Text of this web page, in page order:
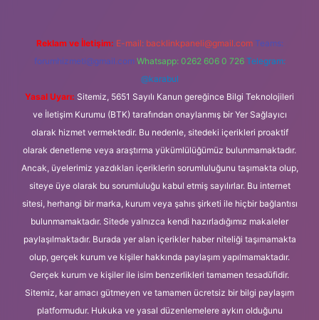
Reklam ve İletişim: E-mail: backlinkpaneli@gmail.com Teams:
forumhizmeti@gmail.com Whatsapp: 0262 606 0 726 Telegram:
@karabul
Yasal Uyarı: Sitemiz, 5651 Sayılı Kanun gereğince Bilgi Teknolojileri
ve İletişim Kurumu (BTK) tarafından onaylanmış bir Yer Sağlayıcı
olarak hizmet vermektedir. Bu nedenle, sitedeki içerikleri proaktif
olarak denetleme veya araştırma yükümlülüğümüz bulunmamaktadır.
Ancak, üyelerimiz yazdıkları içeriklerin sorumluluğunu taşımakta olup,
siteye üye olarak bu sorumluluğu kabul etmiş sayılırlar. Bu internet
sitesi, herhangi bir marka, kurum veya şahıs şirketi ile hiçbir bağlantısı
bulunmamaktadır. Sitede yalnızca kendi hazırladığımız makaleler
paylaşılmaktadır. Burada yer alan içerikler haber niteliği taşımamakta
olup, gerçek kurum ve kişiler hakkında paylaşım yapılmamaktadır.
Gerçek kurum ve kişiler ile isim benzerlikleri tamamen tesadüfidir.
Sitemiz, kar amacı gütmeyen ve tamamen ücretsiz bir bilgi paylaşım
platformudur. Hukuka ve yasal düzenlemelere aykırı olduğunu